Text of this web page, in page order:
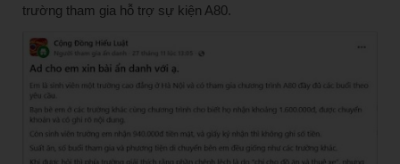
trường tham gia hỗ trợ sự kiện A80.